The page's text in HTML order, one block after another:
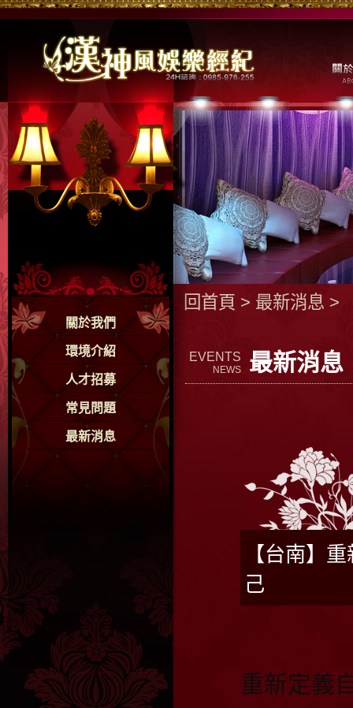
關於我們
環境介紹
人才招募
常見問題
最新消息
回首頁 > 最新消息 >
EVENTS
NEWS 最新消息
【台南】
己
重新定義